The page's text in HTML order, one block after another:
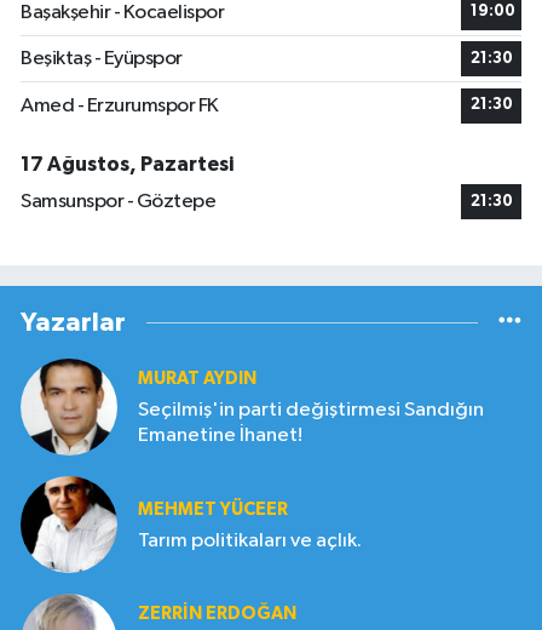
Başakşehir - Kocaelispor
19:00
Beşiktaş - Eyüpspor 21:30
Amed - Erzurumspor FK 21:30
17 Ağustos, Pazartesi
Samsunspor - Göztepe
21:30
Yazarlar
MURAT AYDIN
Seçilmiş'in parti değiştirmesi Sandığın
Emanetine İhanet!
MEHMET YÜCEER
Tarım politikaları ve açlık.
ZERRIN ERDOĞAN